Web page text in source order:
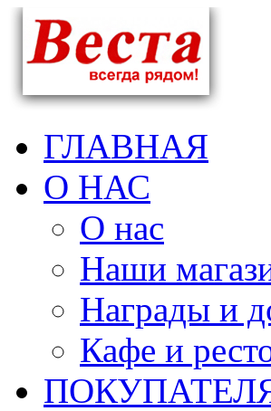
ГЛАВНАЯ
О НАС
О нас
Наши
Награды и
Кафе и